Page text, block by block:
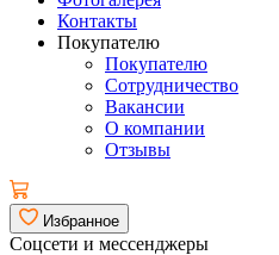
Контакты
Покупателю
Покупателю
Сотрудничество
Вакансии
О компании
Отзывы
Избранное
Соцсети и мессенджеры